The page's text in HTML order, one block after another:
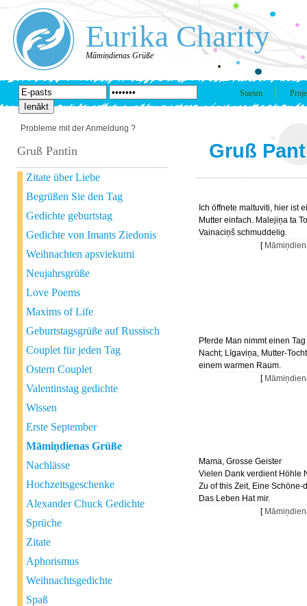
Eurika Charity
Māmiņdienas Grüße
Starten
Probleme mit der Anmeldung ?
Gruß Pantin
Zitate über Liebe
Begrüßen Sie den Tag
Gedichte geburtstag
Gedichte von Imants Ziedonis
Weihnachten apsviekumi
Neujahrsgrüße
Love Poems
Maxims of Life
Geburtstagsgrüße auf Russisch
Couplet für jeden Tag
Ostern Couplet
Valentinstag gedichte
Wissen
Erste September
Māmiņdienas Grüße
Nachlässe
Hochzeitsgeschenke
Alexander Chuck Gedichte
Sprüche
Zitate
Aphorismus
Weihnachtsgedichte
Spaß
Gruß
Ich öffnete maltuviti, hier ist
Mutter einfach. Malejiņa ta
Vainaciņš schmuddelig.
[
Pferde Man nimmt einen
Nacht; Līgaviņa, Mutter-
einem warmen Raum.
[
Mama, Grosse Geister
Vielen Dank verdient Höhle
Zu of this Zeit, Eine Schöne-
Das Leben Hat mir.
[